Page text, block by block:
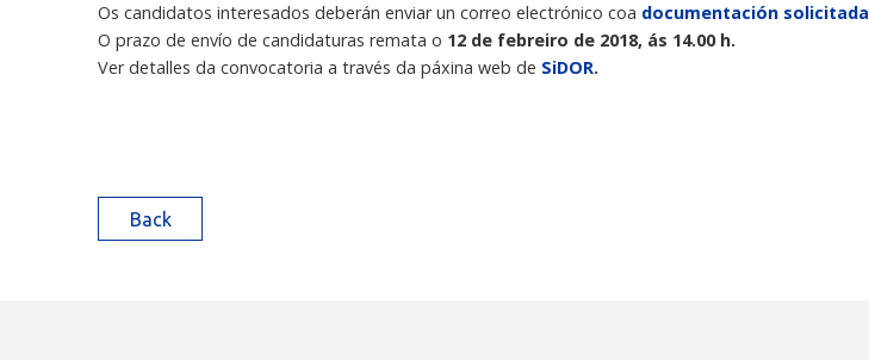
Os candidatos interesados deberán enviar un correo electrónico coa documentación solicitada
O prazo de envío de candidaturas remata o 12 de febreiro de 2018, ás 14.00 h.
Ver detalles da convocatoria a través da páxina web de SiDOR.
Back